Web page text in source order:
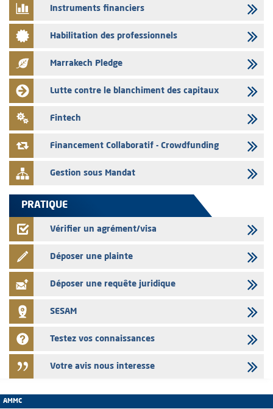
03/08/2026
Liste des agréments et visas d'OPCVM accordés par l'AMMC pour le
mois de juillet 2026
03/08/2026
L' AMMC publie les indicateurs mensuels du marché des capitaux pour
le mois de Juin 2026
31/07/2026
L’AMMC met sur son site internet les publications réalisées par les
émetteurs du 30 au 31 juillet 2026
Instruments financiers
Habilitation des professionnels
Marrakech Pledge
Lutte contre le blanchiment des capitaux
Fintech
Financement Collaboratif - Crowdfunding
Gestion sous Mandat
PRATIQUE
Vérifier un agrément/visa
Déposer une plainte
Déposer une requête juridique
SESAM
Testez vos connaissances
Votre avis nous interesse
AMMC